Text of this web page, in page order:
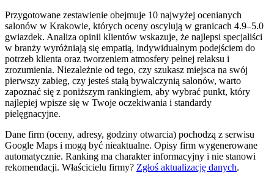
Przygotowane zestawienie obejmuje 10 najwyżej ocenianych
salonów w Krakowie, których oceny oscylują w granicach 4.9–5.0
gwiazdek. Analiza opinii klientów wskazuje, że najlepsi specjaliści
w branży wyróżniają się empatią, indywidualnym podejściem do
potrzeb klienta oraz tworzeniem atmosfery pełnej relaksu i
zrozumienia. Niezależnie od tego, czy szukasz miejsca na swój
pierwszy zabieg, czy jesteś stałą bywalczynią salonów, warto
zapoznać się z poniższym rankingiem, aby wybrać punkt, który
najlepiej wpisze się w Twoje oczekiwania i standardy
pielęgnacyjne.
Dane firm (oceny, adresy, godziny otwarcia) pochodzą z serwisu
Google Maps i mogą być nieaktualne. Opisy firm wygenerowane
automatycznie. Ranking ma charakter informacyjny i nie stanowi
rekomendacji. Właścicielu firmy? Zgłoś aktualizację danych.